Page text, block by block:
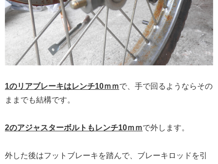
1のリアブレーキはレンチ10ｍｍで、手で回るようならその
ままでも結構です。
2のアジャスターボルトもレンチ10ｍｍで外します。
外した後はフットブレーキを踏んで、ブレーキロッドを引